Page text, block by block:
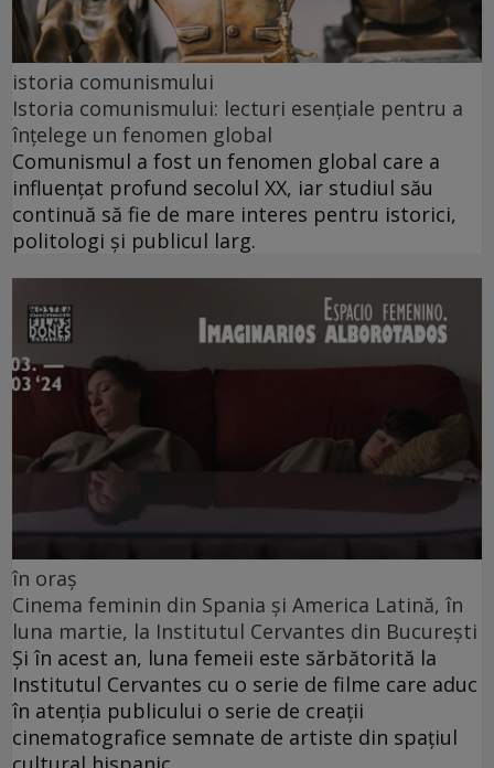
istoria comunismului
Istoria comunismului: lecturi esențiale pentru a
înțelege un fenomen global
Comunismul a fost un fenomen global care a
influențat profund secolul XX, iar studiul său
continuă să fie de mare interes pentru istorici,
politologi și publicul larg.
în oraș
Cinema feminin din Spania și America Latină, în
luna martie, la Institutul Cervantes din București
Și în acest an, luna femeii este sărbătorită la
Institutul Cervantes cu o serie de filme care aduc
în atenția publicului o serie de creații
cinematografice semnate de artiste din spațiul